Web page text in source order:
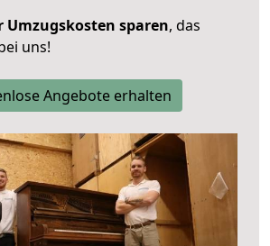
Umzugskosten sparen, das
uns!
Angebote erhalten